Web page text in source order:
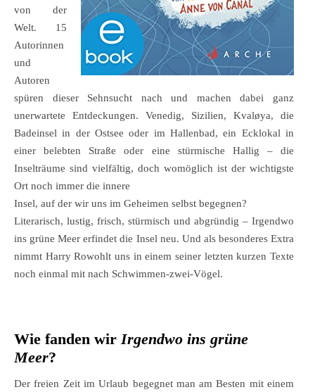
von der
Welt. 15
Autorinnen
und
Autoren
spüren dieser Sehnsucht nach und machen dabei ganz
unerwartete Entdeckungen. Venedig, Sizilien, Kvaløya, die
Badeinsel in der Ostsee oder im Hallenbad, ein Ecklokal in
einer belebten Straße oder eine stürmische Hallig – die
Inselträume sind vielfältig, doch womöglich ist der wichtigste
Ort noch immer die innere
Insel, auf der wir uns im Geheimen selbst begegnen?
Literarisch, lustig, frisch, stürmisch und abgründig – Irgendwo
ins grüne Meer erfindet die Insel neu. Und als besonderes Extra
nimmt Harry Rowohlt uns in einem seiner letzten kurzen Texte
noch einmal mit nach Schwimmen-zwei-Vögel.
Wie fanden wirIrgendwo ins grüne
Meer?
Der freien Zeit im Urlaub begegnet man am Besten mit einem